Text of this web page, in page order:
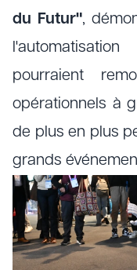
du Futur",
pourraient
opérationnels à
de plus en plus
grands